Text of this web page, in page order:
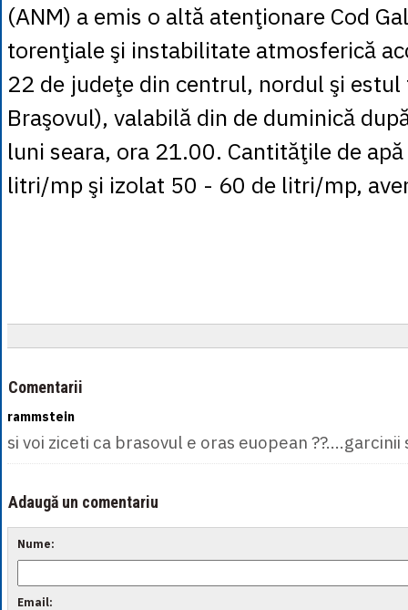
(ANM) a emis o altă atenţionare Cod
torenţiale şi instabilitate atmosferică
22 de judeţe din centrul, nordul şi
Braşovul), valabilă din de duminică
luni seara, ora 21.00. Cantităţile de
litri/mp şi izolat 50 - 60 de litri/mp,
Comentarii
rammstein
si voi ziceti ca brasovul e oras euopean
Adaugă un comentariu
Nume:
Email: